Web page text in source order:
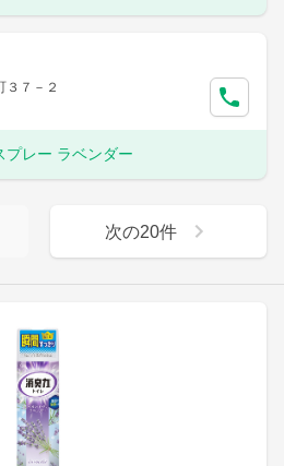
３７－２
プレー ラベンダー
次の20件